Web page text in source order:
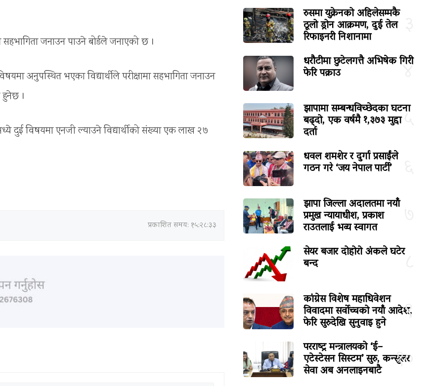
सहभागिता जनाउन पाउने बोर्डले जनाएको छ ।
अनुपस्थित भएका विद्यार्थीले परीक्षामा सहभागिता जनाउन
।
दुई विषयमा एनजी ल्याउने विद्यार्थीको संख्या एक लाख २७
प्रकाशित समय: १५:२८:३३
रुसमा युक्रेनको अहिलेसम्मकै
ठूलो ड्रोन आक्रमण, दुई तेल
रिफाइनरी निशानामा
४
धरौटीमा छुटेलगत्तै अभिषेक गिरी
फेरि पक्राउ
५
झापामा सम्बन्धविच्छेदका घटना
बढ्दो, एक वर्षमै १,३७३ मुद्दा
दर्ता
धवल शमशेर र दुर्गा प्रसाईंले
गठन गरे ‘जय नेपाल पार्टी’
झापा जिल्ला अदालतमा नयाँ
प्रमुख न्यायाधीश, प्रकाश
राउतलाई भव्य स्वागत
सेयर बजार दोहोरो अंकले घटेर
बन्द
९
कांग्रेस विशेष महाधिवेशन
विवादमा सर्वोच्चको नयाँ आदेश,
फेरि सुरुदेखि सुनुवाइ हुने
१०
परराष्ट्र मन्त्रालयको ‘ई–
एटेस्टेसन सिस्टम’ सुरु, कन्सुलर
सेवा अब अनलाइनबाटै